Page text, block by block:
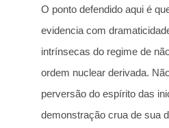
O ponto defendido aqui é
evidencia com
intrínsecas do regime de
ordem nuclear derivada.
perversão do espírito das
demonstração crua de sua